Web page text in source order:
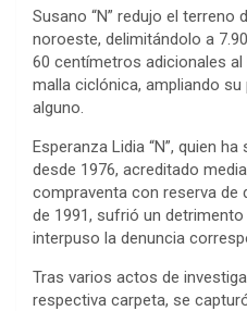
Susano “N” redujo el terreno
noroeste, delimitándolo a
60 centímetros adicionales
malla ciclónica, ampliando
alguno.
Esperanza Lidia “N”, quien
desde 1976, acreditado
compraventa con reserva de
de 1991, sufrió un
interpuso la denuncia
Tras varios actos de
respectiva carpeta, se